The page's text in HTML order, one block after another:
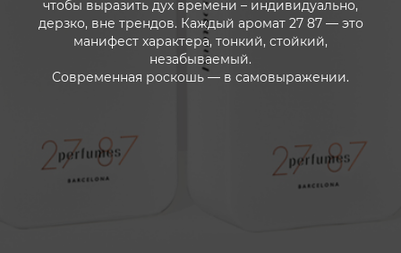
чтобы выразить дух времени – индивидуально,
дерзко, вне трендов. Каждый аромат 27 87 — это
манифест характера, тонкий, стойкий,
незабываемый.
Современная роскошь — в самовыражении.